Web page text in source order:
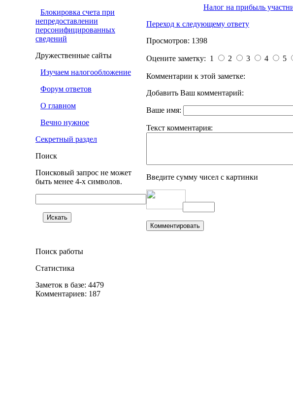
Блокировка счета при
непредоставлении
персонифицированных
сведений
Дружественные сайты
Изучаем налогообложение
Форум ответов
О главном
Вечно нужное
Секретный раздел
Поиск
Поисковый запрос не может
быть менее 4-х символов.
Поиск работы
Статистика
Заметок в базе: 4479
Комментариев: 187
Налог на прибыль
Переход к следующему ответу
Просмотров: 1398
Оцените заметку: 1 2 3 4 5
Комментарии к этой заметке:
Добавить Ваш комментарий:
Ваше имя:
Текст комментария:
Введите сумму чисел с картинки